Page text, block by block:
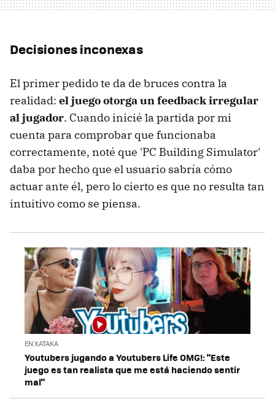
Decisiones inconexas
El primer pedido te da de bruces contra la
realidad: el juego otorga un feedback irregular
al jugador. Cuando inicié la partida por mi
cuenta para comprobar que funcionaba
correctamente, noté que 'PC Building Simulator'
daba por hecho que el usuario sabría cómo
actuar ante él, pero lo cierto es que no resulta tan
intuitivo como se piensa.
EN XATAKA
Youtubers jugando a Youtubers Life OMG!: "Este
juego es tan realista que me está haciendo sentir
mal"